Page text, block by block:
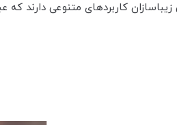
کاربردهای متنوعی دارند که